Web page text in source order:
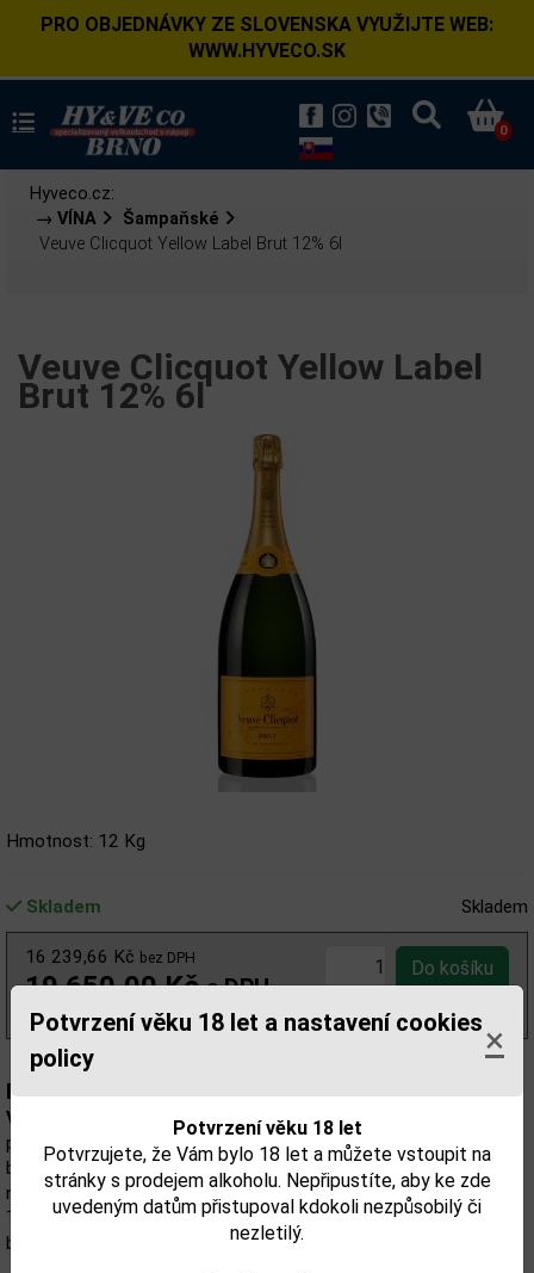
Potvrzení věku 18 let a nastavení cookies
policy
×
Potvrzení věku 18 let
Potvrzujete, že Vám bylo 18 let a můžete vstoupit na
stránky s prodejem alkoholu. Nepřipustíte, aby ke zde
uvedeným datům přistupoval kdokoli nezpůsobilý či
nezletilý.
PRO OBJEDNÁVKY ZE SLOVENSKA VYUŽIJTE WEB:
WWW.HYVECO.SK
0
Hyveco.cz:
→ VÍNA
Šampaňské
Veuve Clicquot Yellow Label Brut 12% 6l
Veuve Clicquot Yellow Label
Brut 12% 6l
Hmotnost: 12 Kg
Skladem Skladem
16 239,66 Kč bez DPH
19 650,00 Kčs DPH
(3 275,00 Kč/l)
Popis:
Veuve Clicquot Brutmá zářivou zlatožlutou barvu a jeho jemná
perlivost přináší na jazyk hedvábný pocit. Chuť se otevírá s tóny
bílého a žlutého ovoce, jako jsou hrušky, jablka a broskve, s
nádechem citrusových plodů a gurmánských akcentů briošky.
Tato symfonie chutí je doplněna o jemné tóny sušeného ovoce a
bohatost získanou zráním na kvasničných kalech.